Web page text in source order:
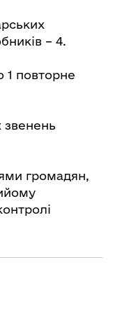
– 4.
1 повторне
звенень
громадян,